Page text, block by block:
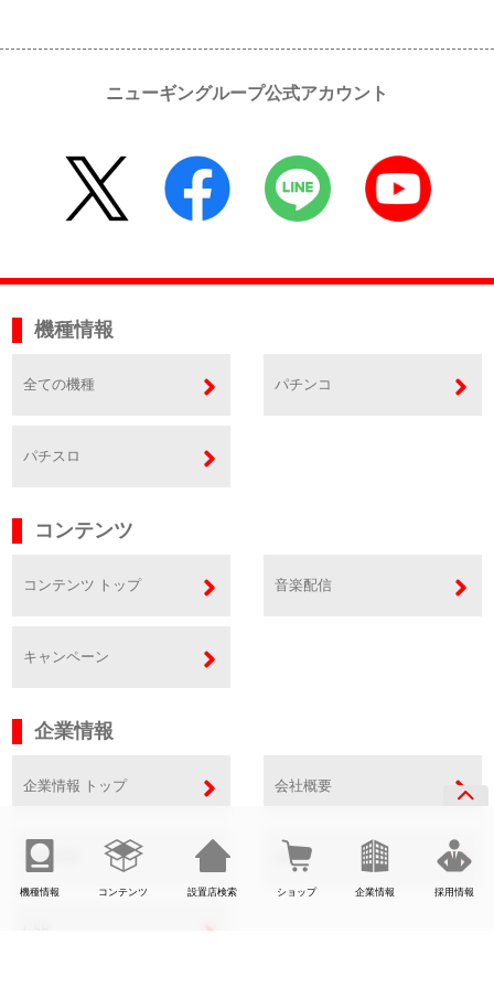
機種情報 コンテンツ 設置店検索 ショップ 企業情報 採用情報
ニューギングループ公式アカウント
機種情報
全ての機種 パチンコ
パチスロ
コンテンツ
コンテンツ トップ 音楽配信
キャンペーン
企業情報
企業情報 トップ 会社概要
事業内容 SDGs